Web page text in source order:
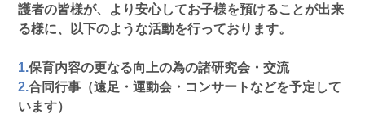
護者の皆様が、より安心してお子様を預けることが出来
る様に、以下のような活動を行っております。
1.保育内容の更なる向上の為の諸研究会・交流
2.合同行事（遠足・運動会・コンサートなどを予定して
います）